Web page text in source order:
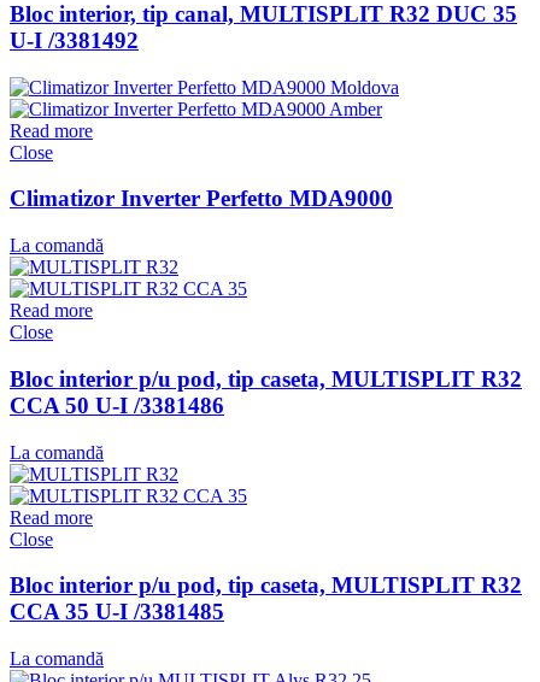
Bloc interior, tip canal, MULTISPLIT R32 DUC 35
U-I /3381492
Read more
Close
Climatizor Inverter Perfetto MDA9000
La comandă
Read more
Close
Bloc interior p/u pod, tip caseta, MULTISPLIT R32
CCA 50 U-I /3381486
La comandă
Read more
Close
Bloc interior p/u pod, tip caseta, MULTISPLIT R32
CCA 35 U-I /3381485
La comandă